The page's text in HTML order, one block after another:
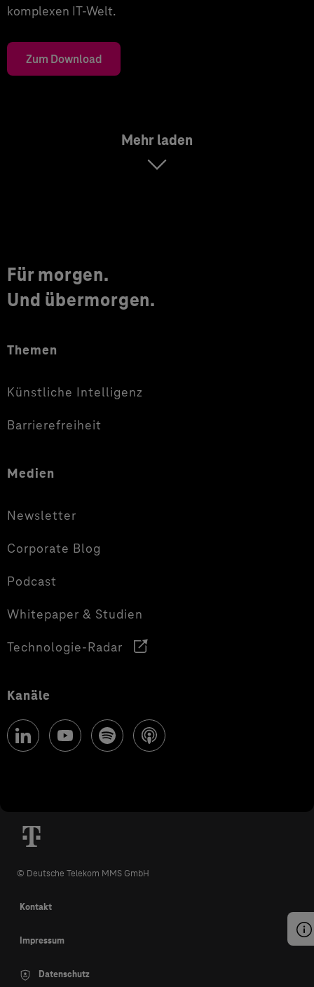
komplexen IT-Welt.
Zum Download
Mehr laden
Für morgen.
Und übermorgen.
Themen
Künstliche Intelligenz
Barrierefreiheit
Medien
Newsletter
Corporate Blog
Podcast
Whitepaper & Studien
Technologie-Radar
Kanäle
© Deutsche Telekom MMS GmbH
Kontakt
Impressum
Datenschutz